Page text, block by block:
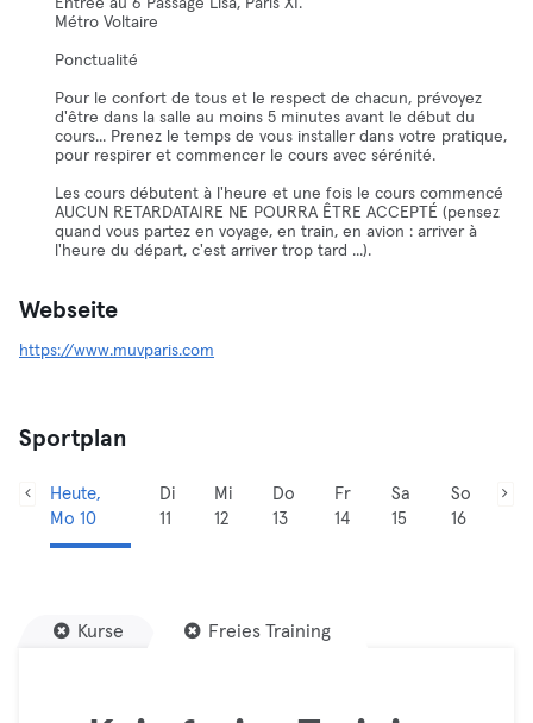
Entrée au 6 Passage Lisa, Paris XI.
Métro Voltaire
Ponctualité
Pour le confort de tous et le respect de chacun, prévoyez
d'être dans la salle au moins 5 minutes avant le début du
cours... Prenez le temps de vous installer dans votre pratique,
pour respirer et commencer le cours avec sérénité.
Les cours débutent à l'heure et une fois le cours commencé
AUCUN RETARDATAIRE NE POURRA ÊTRE ACCEPTÉ (pensez
quand vous partez en voyage, en train, en avion : arriver à
l'heure du départ, c'est arriver trop tard ...).
Webseite
https://www.muvparis.com
Sportplan
Heute,
Mo 10
Di
11
Mi
12
Do
13
Fr
14
Sa
15
So
16
Kurse Freies Training